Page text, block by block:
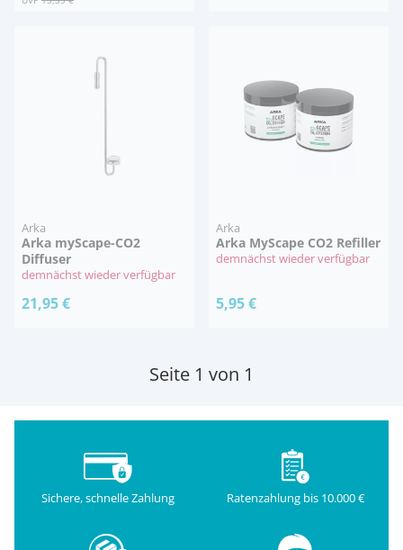
Arka
Arka myScape-CO2
Diffuser
demnächst wieder verfügbar
21,95 €
Arka
Arka MyScape CO2 Refiller
demnächst wieder verfügbar
5,95 €
Seite 1 von 1
Sichere, schnelle Zahlung Ratenzahlung bis 10.000 €